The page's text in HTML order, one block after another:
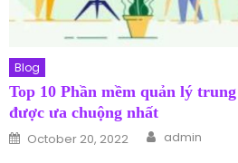
Blog
Top 10 Phần mềm quản lý
được ưa chuộng nhất
Posted on
October 20, 2022 Author
admin